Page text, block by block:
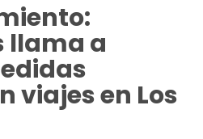
llama a
viajes en Los